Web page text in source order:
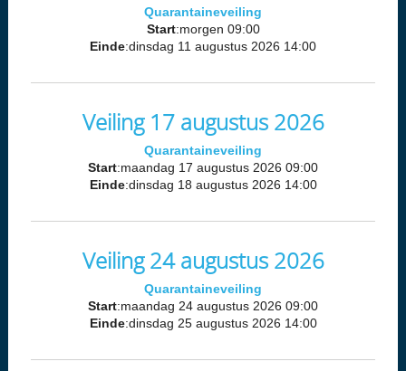
Quarantaineveiling
Start:morgen 09:00
Einde:dinsdag 11 augustus 2026 14:00
Veiling 17 augustus 2026
Quarantaineveiling
Start:maandag 17 augustus 2026 09:00
Einde:dinsdag 18 augustus 2026 14:00
Veiling 24 augustus 2026
Quarantaineveiling
Start:maandag 24 augustus 2026 09:00
Einde:dinsdag 25 augustus 2026 14:00